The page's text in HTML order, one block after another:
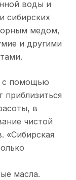
воды и
сибирских
медом,
и другими
с помощью
приблизиться
в
чистой
«Сибирская
масла.